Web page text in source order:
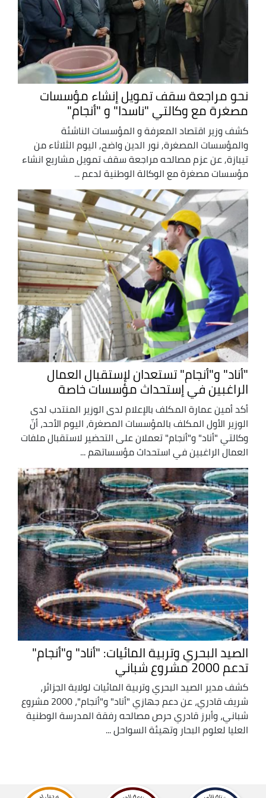
نحو مراجعة سقف تمويل إنشاء مؤسسات
مصغرة مع وكالتي "ناسدا" و "أنجام"
كشف وزير اقتصاد المعرفة و المؤسسات الناشئة
والمؤسسات المصغرة, نور الدين واضح, اليوم الثلاثاء من
تيبازة, عن عزم مصالحه مراجعة سقف تمويل مشاريع انشاء
مؤسسات مصغرة مع الوكالة الوطنية لدعم ...
"أناد" و"أنجام" تستعدان لإستقبال العمال
الراغبين في إستحداث مؤسسات خاصة
أكد أمين عمارة المكلف بالإعلام لدى الوزير المنتدب لدى
الوزير الأول المكلف بالمؤسسات المصغرة، اليوم الأحد، أنّ
وكالتي "أناد" و"أنجام" تعملان على التحضير لاستقبال ملفات
العمال الراغبين في استحداث مؤسساتهم ...
الصيد البحري وتربية المائيات: "أناد" و"أنجام"
تدعم 2000 مشروع شباني
كشف مدير الصيد البحري وتربية المائيات لولاية الجزائر،
شريف قادري، عن دعم جهازي "أناد" و"أنجام"، 2000 مشروع
شباني، وأبرز قادري حرص مصالحه رفقة المدرسة الوطنية
العليا لعلوم البحار وتهيئة السواحل ...